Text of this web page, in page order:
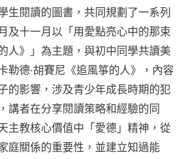
生閱讀的圖書，共同規劃了一系列
及十一月以「用愛點亮心中的那束
人》」為主題，與初中同學共讀美
勒德·胡賽尼《追風箏的人》，內容
的影響，涉及青少年成長時期的犯
講者在分享閱讀策略和經驗的同
主教核心價值中「愛德」精神，從
庭關係的重要性，並建立知過能